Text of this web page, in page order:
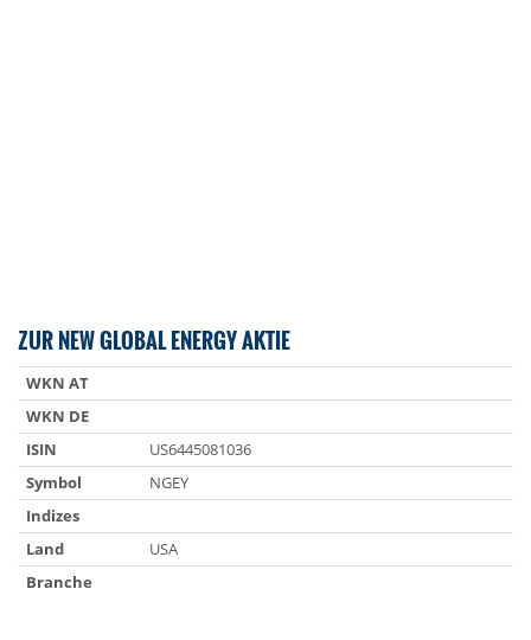
ZUR NEW GLOBAL ENERGY AKTIE
WKN AT
WKN DE
ISIN
US6445081036
Symbol
NGEY
Indizes
Land
USA
Branche